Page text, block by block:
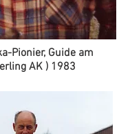
Pionier, Guide am
AK ) 1983